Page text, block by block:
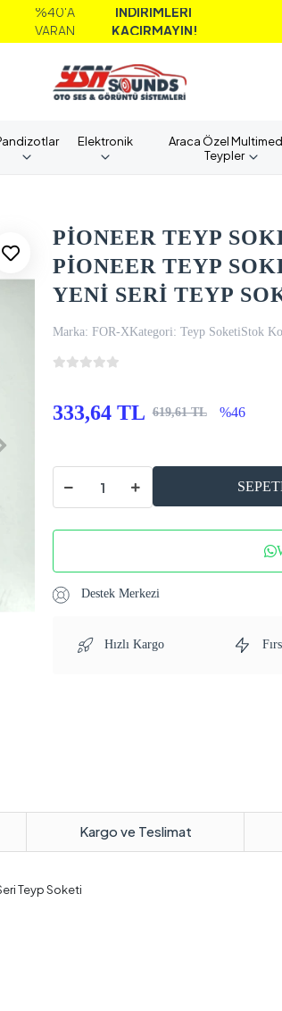
İNDİRİMLERİ
KAÇIRMAYIN!
Elektronik
Araca Özel
Teypler
PİONEER TEYP
PİONEER TEYP
YENİ SERİ TEYP
Marka: FOR-XKategori: Teyp SoketiStok
333,64 TL 619,61 TL %46
Destek Merkezi
Hızlı Kargo
Kargo ve Teslimat
Teyp Soketi